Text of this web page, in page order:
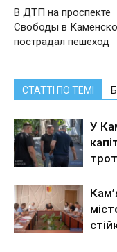
В ДТП на проспекте
Свободы в
пострадал пешеход
СТАТТІ ПО ТЕМІ
У